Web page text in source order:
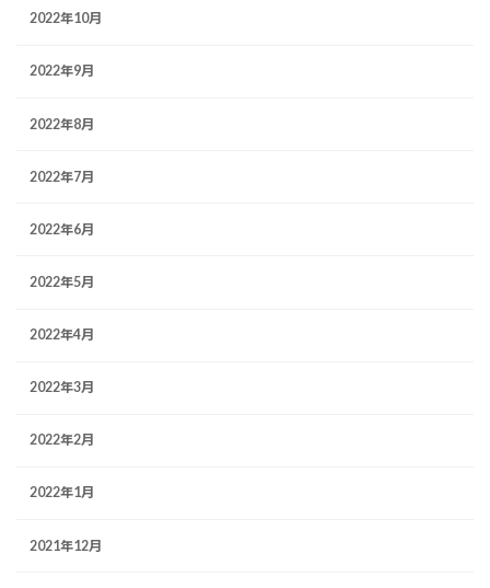
2022年10月
2022年9月
2022年8月
2022年7月
2022年6月
2022年5月
2022年4月
2022年3月
2022年2月
2022年1月
2021年12月